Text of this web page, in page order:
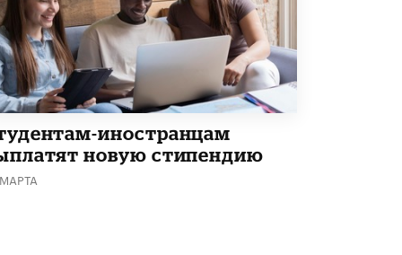
В Минобрнауки рассказали о новых
правилах приема в аспирантуру
1 ИЮНЯ /КАЧЕСТВО ОБРАЗОВАНИЯ
иностранцам
новую стипендию